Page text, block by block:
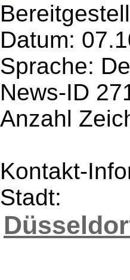
Datum:
Sprache:
News-ID
Anzahl
Kontakt-
Stadt: